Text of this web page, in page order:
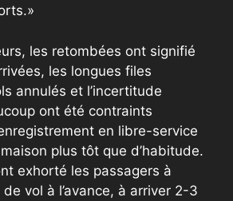
les retombées ont signifié
les longues files
annulés et l’incertitude
ont été contraints
en libre-service
plus tôt que d’habitude.
exhorté les passagers à
vol à l’avance, à arriver 2-3